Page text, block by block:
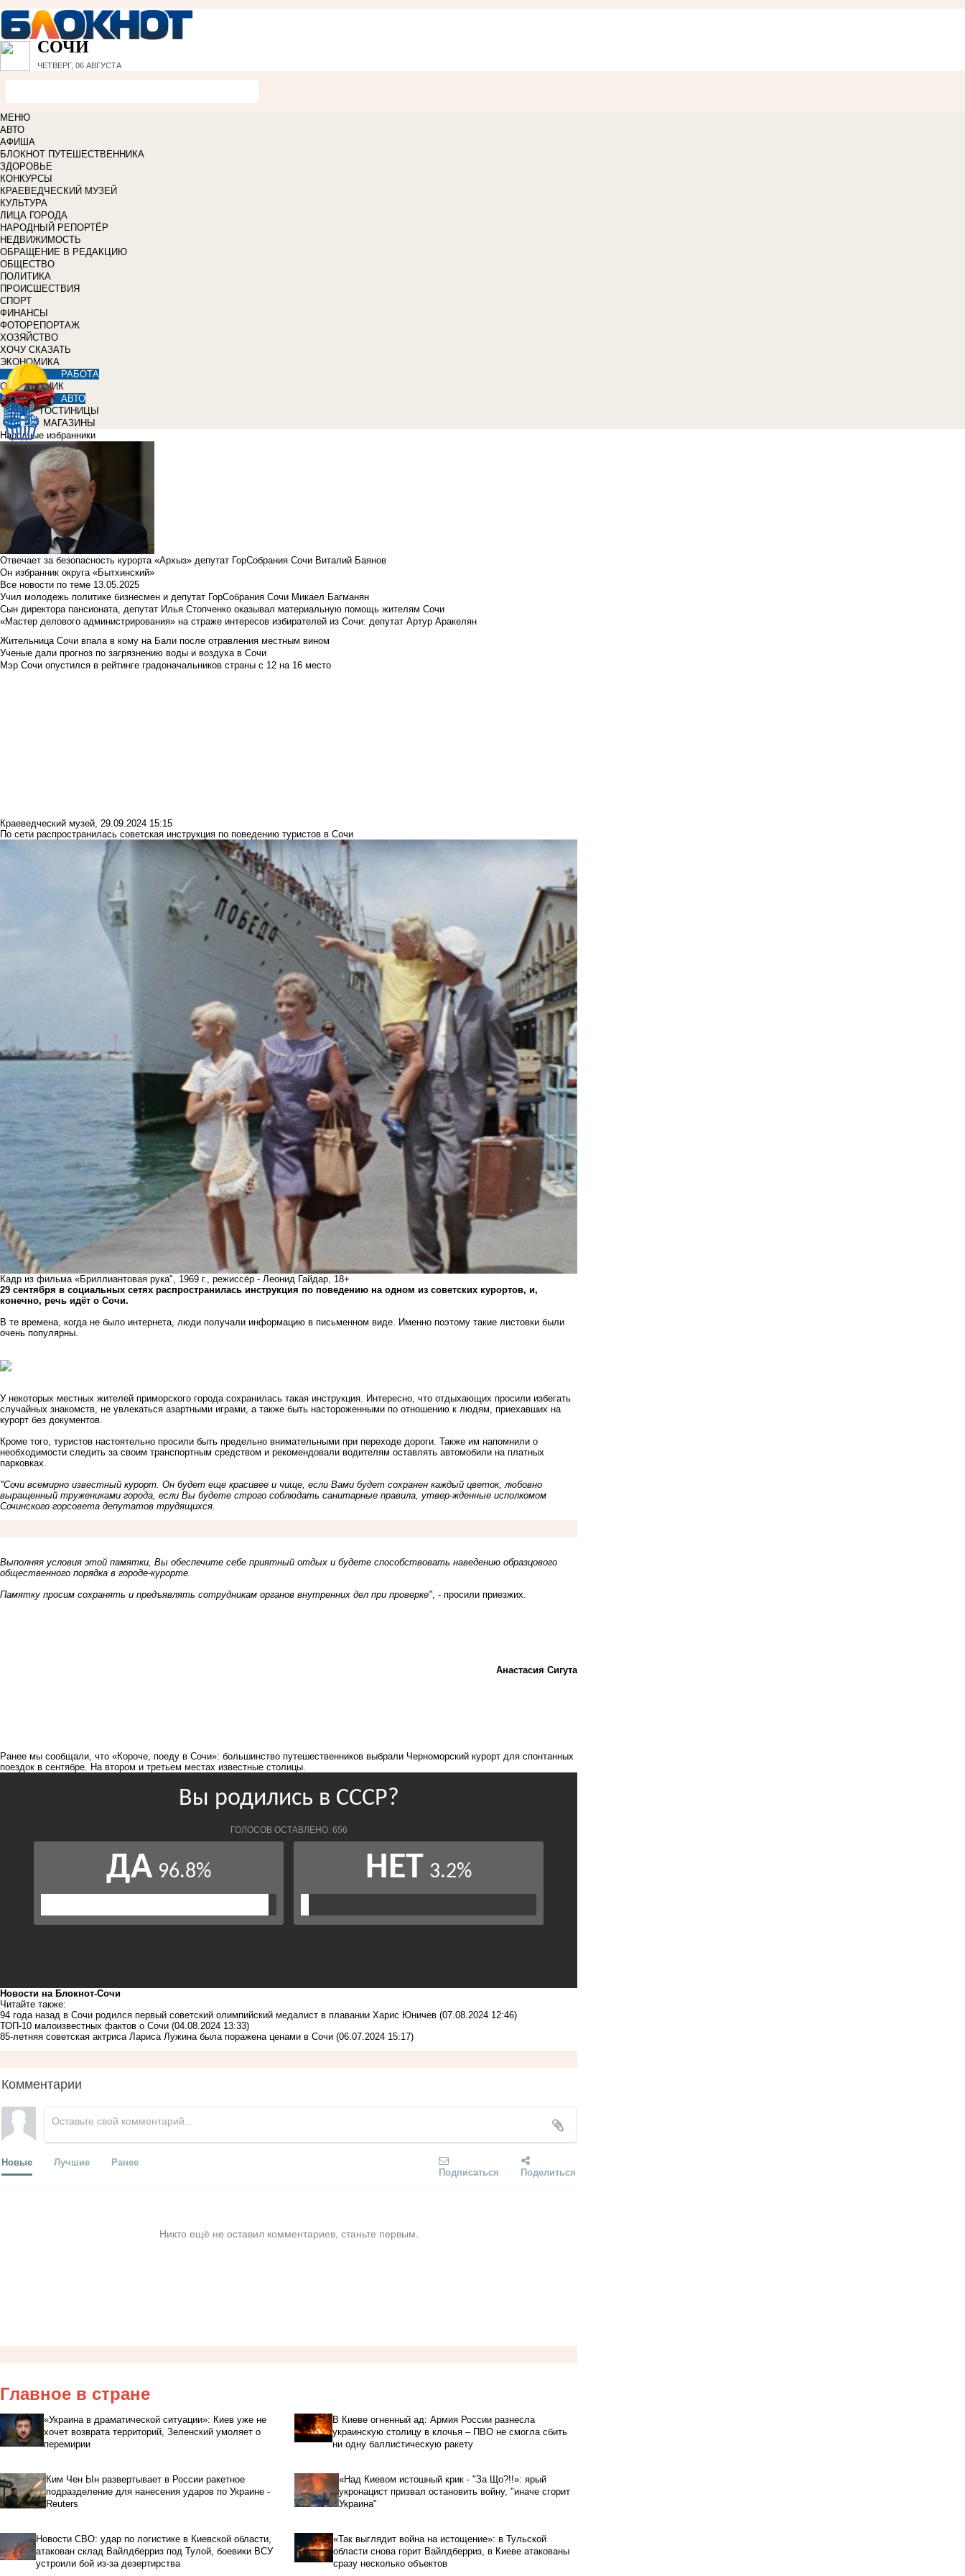
СОЧИ
ЧЕТВЕРГ, 06 АВГУСТА
МЕНЮ
АВТО
АФИША
БЛОКНОТ ПУТЕШЕСТВЕННИКА
ЗДОРОВЬЕ
КОНКУРСЫ
КРАЕВЕДЧЕСКИЙ МУЗЕЙ
КУЛЬТУРА
ЛИЦА ГОРОДА
НАРОДНЫЙ РЕПОРТЁР
НЕДВИЖИМОСТЬ
ОБРАЩЕНИЕ В РЕДАКЦИЮ
ОБЩЕСТВО
ПОЛИТИКА
ПРОИСШЕСТВИЯ
СПОРТ
ФИНАНСЫ
ФОТОРЕПОРТАЖ
ХОЗЯЙСТВО
ХОЧУ СКАЗАТЬ
ЭКОНОМИКА
РАБОТА
СПРАВОЧНИК
АВТО
ГОСТИНИЦЫ
МАГАЗИНЫ
Народные избранники
Отвечает за безопасность курорта «Архыз» депутат ГорСобрания Сочи Виталий Баянов
Он избранник округа «Бытхинский»
Все новости по теме 13.05.2025
Учил молодежь политике бизнесмен и депутат ГорСобрания Сочи Микаел Багманян
Сын директора пансионата, депутат Илья Стопченко оказывал материальную помощь жителям Сочи
«Мастер делового администрирования» на страже интересов избирателей из Сочи: депутат Артур Аракелян
Жительница Сочи впала в кому на Бали после отравления местным вином
Ученые дали прогноз по загрязнению воды и воздуха в Сочи
Мэр Сочи опустился в рейтинге градоначальников страны с 12 на 16 место
Краеведческий музей, 29.09.2024 15:15
По сети распространилась советская инструкция по поведению туристов в Сочи
Кадр из фильма «Бриллиантовая рука", 1969 г., режиссёр - Леонид Гайдар, 18+
29 сентября в социальных сетях распространилась инструкция по поведению на одном из советских курортов, и,
конечно, речь идёт о Сочи.
В те времена, когда не было интернета, люди получали информацию в письменном виде. Именно поэтому такие листовки были
очень популярны.
У некоторых местных жителей приморского города сохранилась такая инструкция. Интересно, что отдыхающих просили избегать
случайных знакомств, не увлекаться азартными играми, а также быть настороженными по отношению к людям, приехавших на
курорт без документов.
Кроме того, туристов настоятельно просили быть предельно внимательными при переходе дороги. Также им напомнили о
необходимости следить за своим транспортным средством и рекомендовали водителям оставлять автомобили на платных
парковках.
"Сочи всемирно известный курорт. Он будет еще красивее и чище, если Вами будет сохранен каждый цветок, любовно
выращенный тружениками города, если Вы будете строго соблюдать санитарные правила, утвер-жденные исполкомом
Сочинского горсовета депутатов трудящихся.
Выполняя условия этой памятки, Вы обеспечите себе приятный отдых и будете способствовать наведению образцового
общественного порядка в городе-курорте.
Памятку просим сохранять и предъявлять сотрудникам органов внутренних дел при проверке" , - просили приезжих.
Анастасия Сигута
Ранее мы сообщали, что «Короче, поеду в Сочи»: большинство путешественников выбрали Черноморский курорт для спонтанных
поездок в сентябре . На втором и третьем местах известные столицы.
Новости на Блoкнoт-Сочи
Читайте также:
94 года назад в Сочи родился первый советский олимпийский медалист в плавании Харис Юничев (07.08.2024 12:46)
ТОП-10 малоизвестных фактов о Сочи (04.08.2024 13:33)
85-летняя советская актриса Лариса Лужина была поражена ценами в Сочи (06.07.2024 15:17)
Комментарии
Новые Лучшие Ранее
Подписаться Поделиться
Никто ещё не оставил комментариев, станьте первым.
Главное в стране
«Украина в драматической ситуации»: Киев уже не
хочет возврата территорий, Зеленский умоляет о
перемирии
В Киеве огненный ад: Армия России разнесла
украинскую столицу в клочья – ПВО не смогла сбить
ни одну баллистическую ракету
Ким Чен Ын развертывает в России ракетное
подразделение для нанесения ударов по Украине -
Reuters
«Над Киевом истошный крик - "За Що?!!»: ярый
укронацист призвал остановить войну, "иначе сгорит
Украина"
Новости СВО: удар по логистике в Киевской области,
атакован склад Вайлдберриз под Тулой, боевики ВСУ
устроили бой из-за дезертирства
«Так выглядит война на истощение»: в Тульской
области снова горит Вайлдберриз, в Киеве атакованы
сразу несколько объектов